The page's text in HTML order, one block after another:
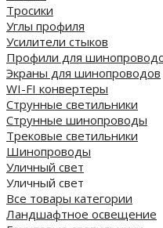
Тросики
Углы профиля
Усилители стыков
Профили для
Экраны для шинопроводов
WI-FI конвертеры
Струнные светильники
Струнные шинопроводы
Трековые светильники
Шинопроводы
Уличный свет
Уличный свет
Все товары категории
Ландшафтное освещение